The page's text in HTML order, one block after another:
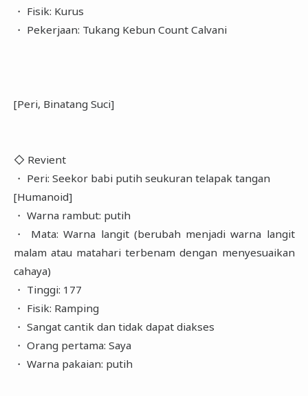
・ Fisik: Kurus
・ Pekerjaan: Tukang Kebun Count Calvani
[Peri, Binatang Suci]
◇ Revient
・ Peri: Seekor babi putih seukuran telapak tangan
[Humanoid]
・ Warna rambut: putih
・ Mata: Warna langit (berubah menjadi warna langit
malam atau matahari terbenam dengan menyesuaikan
cahaya)
・ Tinggi: 177
・ Fisik: Ramping
・ Sangat cantik dan tidak dapat diakses
・ Orang pertama: Saya
・ Warna pakaian: putih